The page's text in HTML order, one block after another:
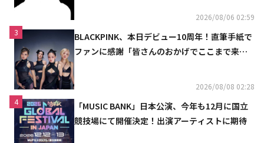
2026/08/06 02:59
3
BLACKPINK、本日デビュー10周年！直筆手紙で
ファンに感謝「皆さんのおかげでここまで来ら
2026/08/08 02:28
4
「MUSIC BANK」日本公演、今年も12月に国立
競技場にて開催決定！出演アーティストに期待